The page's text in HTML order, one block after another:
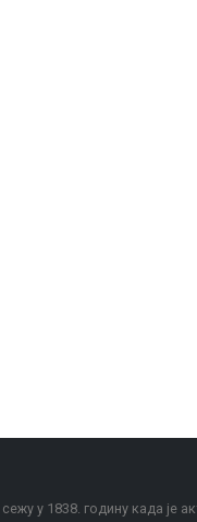
у 1838. годину када је